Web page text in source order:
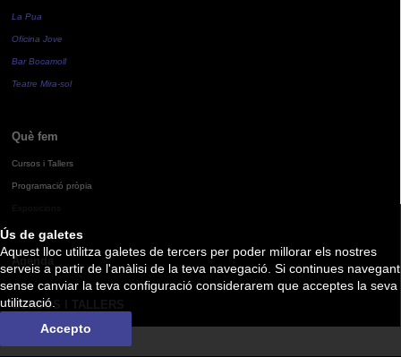
Ús de galetes
Aquest lloc utilitza galetes de tercers per poder millorar els nostres
serveis a partir de l'anàlisi de la teva navegació. Si continues navegant
sense canviar la teva configuració considerarem que acceptes la seva
utilització.
Accepto
La Pua
Oficina Jove
Bar Bocamoll
Teatre Mira-sol
Què fem
Cursos i Tallers
Programació pròpia
Agenda
CURSOS I TALLERS